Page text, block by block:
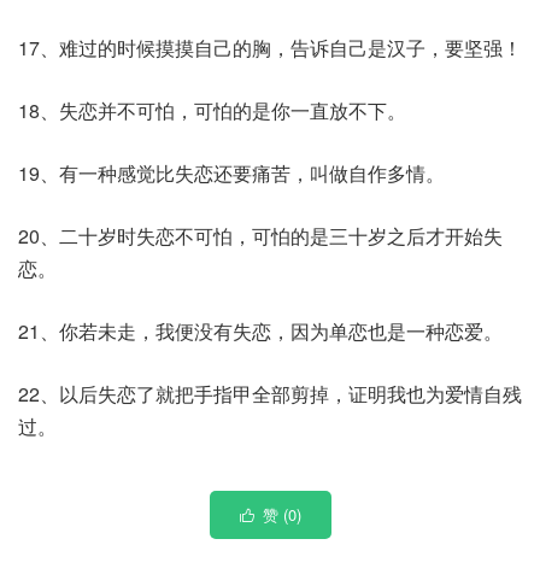
17、难过的时候摸摸自己的胸，告诉自己是汉子，要坚强！
18、失恋并不可怕，可怕的是你一直放不下。
19、有一种感觉比失恋还要痛苦，叫做自作多情。
20、二十岁时失恋不可怕，可怕的是三十岁之后才开始失
恋。
21、你若未走，我便没有失恋，因为单恋也是一种恋爱。
22、以后失恋了就把手指甲全部剪掉，证明我也为爱情自残
过。
 赞 (0)